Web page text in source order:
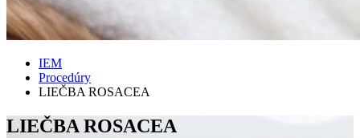
IEM
Procedúry
LIEČBA ROSACEA
LIEČBA ROSACEA